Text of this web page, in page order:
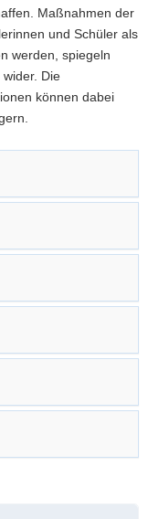
Maßnahmen der
und Schüler als
werden, spiegeln
Die
können dabei